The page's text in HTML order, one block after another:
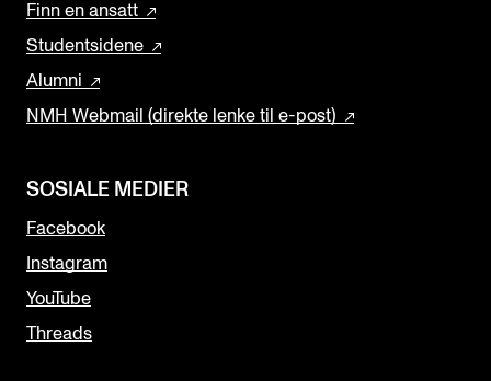
Finn en ansatt
Studentsidene
Alumni
NMH Webmail (direkte lenke til e-post)
SOSIALE MEDIER
Facebook
Instagram
YouTube
Threads